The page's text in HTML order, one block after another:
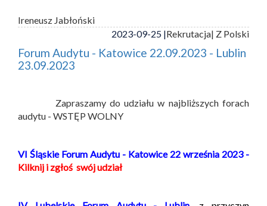
Ireneusz Jabłoński
2023-09-25 |Rekrutacja| Z Polski
Forum Audytu - Katowice 22.09.2023 - Lublin
23.09.2023
Zapraszamy do udziału w najbliższych forach
audytu - WSTĘP WOLNY
VI Śląskie Forum Audytu - Katowice 22 września 2023 -
Kilknij i zgłoś swój udział